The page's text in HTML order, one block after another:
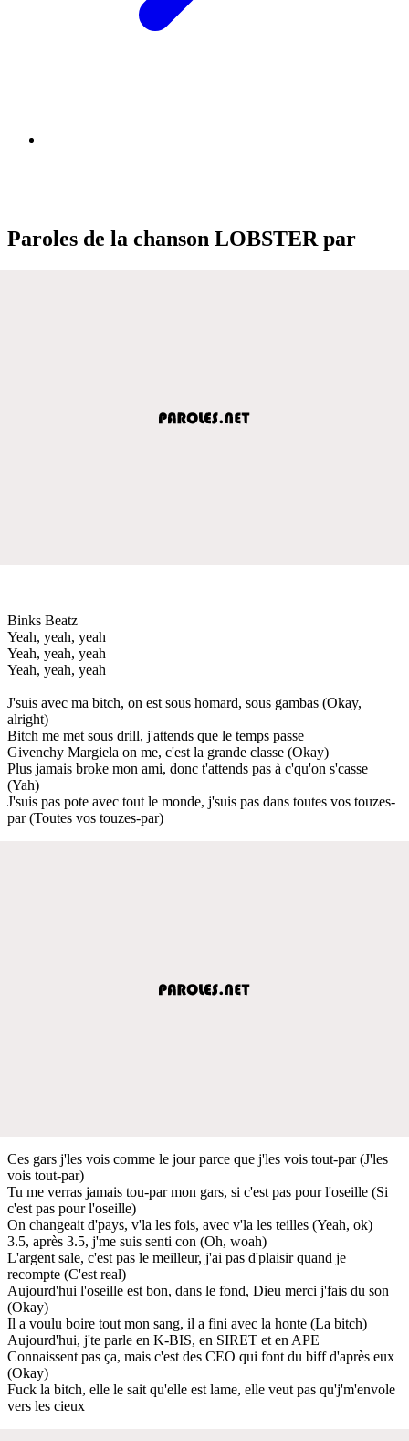
Paroles de la chanson LOBSTER par
Binks Beatz
Yeah, yeah, yeah
Yeah, yeah, yeah
Yeah, yeah, yeah
J'suis avec ma bitch, on est sous homard, sous gambas (Okay,
alright)
Bitch me met sous drill, j'attends que le temps passe
Givenchy Margiela on me, c'est la grande classe (Okay)
Plus jamais broke mon ami, donc t'attends pas à c'qu'on s'casse
(Yah)
J'suis pas pote avec tout le monde, j'suis pas dans toutes vos touzes-
par (Toutes vos touzes-par)
Ces gars j'les vois comme le jour parce que j'les vois tout-par (J'les
vois tout-par)
Tu me verras jamais tou-par mon gars, si c'est pas pour l'oseille (Si
c'est pas pour l'oseille)
On changeait d'pays, v'la les fois, avec v'la les teilles (Yeah, ok)
3.5, après 3.5, j'me suis senti con (Oh, woah)
L'argent sale, c'est pas le meilleur, j'ai pas d'plaisir quand je
recompte (C'est real)
Aujourd'hui l'oseille est bon, dans le fond, Dieu merci j'fais du son
(Okay)
Il a voulu boire tout mon sang, il a fini avec la honte (La bitch)
Aujourd'hui, j'te parle en K-BIS, en SIRET et en APE
Connaissent pas ça, mais c'est des CEO qui font du biff d'après eux
(Okay)
Fuck la bitch, elle le sait qu'elle est lame, elle veut pas qu'j'm'envole
vers les cieux